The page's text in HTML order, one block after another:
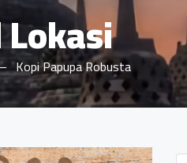
Kopi Papupa Robusta